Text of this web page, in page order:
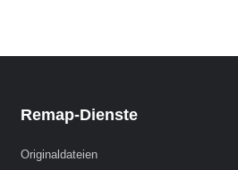
Remap-Dienste
Originaldateien